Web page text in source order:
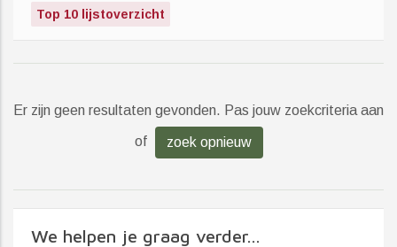
Top 10 lijstoverzicht
Er zijn geen resultaten gevonden. Pas jouw zoekcriteria aan
of zoek opnieuw
We helpen je graag verder...